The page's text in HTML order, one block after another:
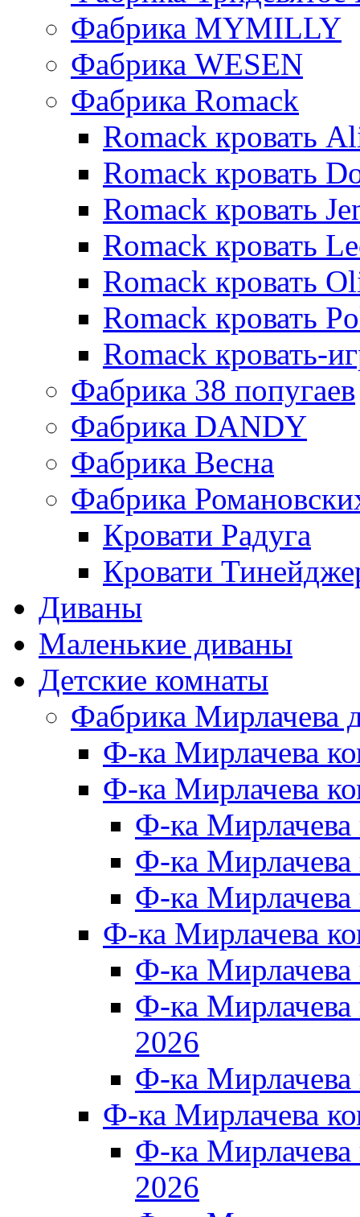
Фабрика MYMILLY
Фабрика WESEN
Фабрика Romack
Romack кровать
Romack кровать
Romack кровать
Romack кровать
Romack кровать
Romack кровать
Romack кровать-
Фабрика 38 попугаев
Фабрика DАNDY
Фабрика Весна
Фабрика
Кровати Радуга
Кровати
Диваны
Маленькие диваны
Детские комнаты
Фабрика Мирлачева
Ф-ка Мирлачева
Ф-ка Мирлачева
Ф-ка
Ф-ка Мирлачева
Ф-ка Мирлачева
Ф-ка Мирлачева
Ф-ка
Ф-ка
2026
Ф-ка
Ф-ка Мирлачева
Ф-ка
2026